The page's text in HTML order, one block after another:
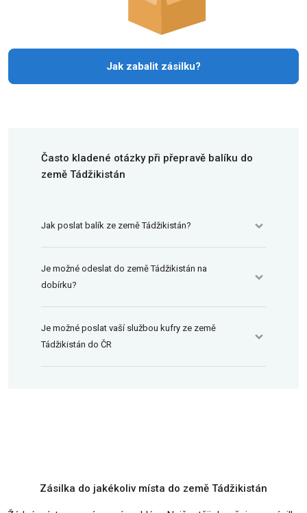
Jak zabalit zásilku?
Často kladené otázky při přepravě balíku do
země Tádžikistán
Jak poslat balík ze země Tádžikistán?
Je možné odeslat do země Tádžikistán na
dobírku?
Je možné poslat vaší službou kufry ze země
Tádžikistán do ČR
Zásilka do jakékoliv místa do země Tádžikistán